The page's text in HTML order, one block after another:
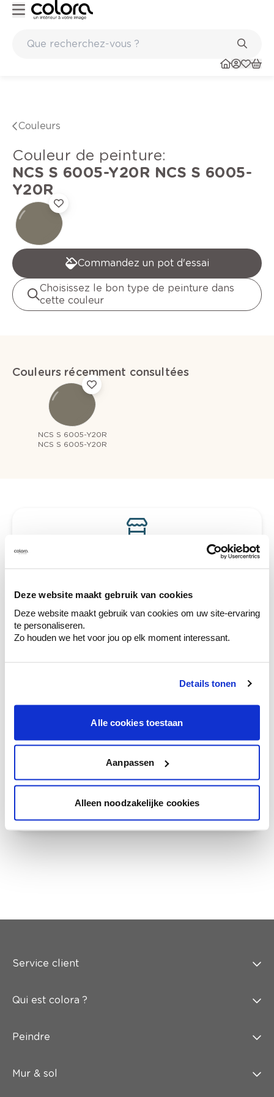
Deze website maakt gebruik van cookies
Deze website maakt gebruik van cookies om uw site-ervaring
te personaliseren.
Zo houden we het voor jou op elk moment interessant.
Details tonen
Alle cookies toestaan
Aanpassen
Alleen noodzakelijke cookies
Couleurs
Couleur de peinture:
NCS S 6005-Y20R NCS S 6005-
Y20R
Commandez un pot d'essai
Choisissez le bon type de peinture dans
cette couleur
Couleurs récemment consultées
NCS S 6005-Y20R
NCS S 6005-Y20R
Voyez votre couleur en magasin
Découvrez des échantillons de votre
Voyez les nuances assorties pour affiner
Obtenez des conseils personnalisés sur la
combinaison de couleurs.
Faites le tour de vos pièces avec l'expert
Obtenez un conseil couleur en fonction de
l'éclairage et de votre mobilier.
Service client
Qui est colora ?
Peindre
Mur & sol